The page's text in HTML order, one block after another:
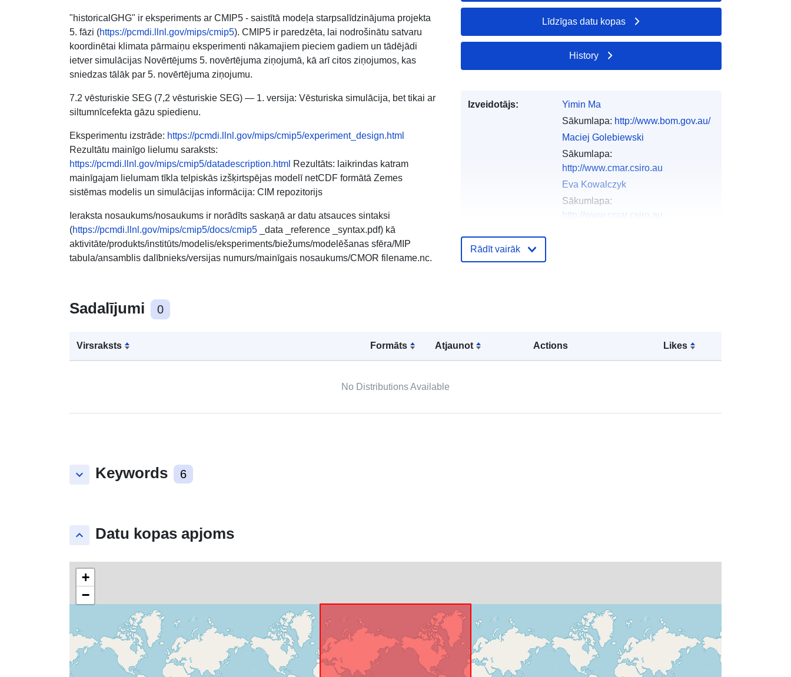
"historicalGHG" ir eksperiments ar CMIP5 - saistītā modeļa starpsalīdzinājuma projekta
5. fāzi (https://pcmdi.llnl.gov/mips/cmip5). CMIP5 ir paredzēta, lai nodrošinātu satvaru
koordinētai klimata pārmaiņu eksperimenti nākamajiem pieciem gadiem un tādējādi
ietver simulācijas Novērtējums 5. novērtējuma ziņojumā, kā arī citos ziņojumos, kas
sniedzas tālāk par 5. novērtējuma ziņojumu.
7.2 vēsturiskie SEG (7,2 vēsturiskie SEG) — 1. versija: Vēsturiska simulācija, bet tikai ar
siltumnīcefekta gāzu spiedienu.
Eksperimentu izstrāde: https://pcmdi.llnl.gov/mips/cmip5/experiment_design.html
Rezultātu mainīgo lielumu saraksts:
https://pcmdi.llnl.gov/mips/cmip5/datadescription.html Rezultāts: laikrindas katram
mainīgajam lielumam tīkla telpiskās izšķirtspējas modelī netCDF formātā Zemes
sistēmas modelis un simulācijas informācija: CIM repozitorijs
Ieraksta nosaukums/nosaukums ir norādīts saskaņā ar datu atsauces sintaksi
(https://pcmdi.llnl.gov/mips/cmip5/docs/cmip5 _data _reference _syntax.pdf) kā
aktivitāte/produkts/institūts/modelis/eksperiments/biežums/modelēšanas sfēra/MIP
tabula/ansamblis dalībnieks/versijas numurs/mainīgais nosaukums/CMOR filename.nc.
Sadalījumi 0
Virsraksts Formāts Atjaunot Actions Likes
No Distributions Available
keyboard_arrow_down Keywords 6
keyboard_arrow_up Datu kopas apjoms
+
−
Līdzīgas datu kopas
History
Izveidotājs:
Yimin Ma
Sākumlapa: http://www.bom.gov.au/
Maciej Golebiewski
Sākumlapa:
http://www.cmar.csiro.au
Eva Kowalczyk
Sākumlapa:
http://www.cmar.csiro.au
Sākumlapa:
http://www.cmar.csiro.au
Xiaobing Zhou
Sākumlapa:
http://www.bom.gov.au/
Peter Uhe
Sākumlapa:
Rādīt vairāk